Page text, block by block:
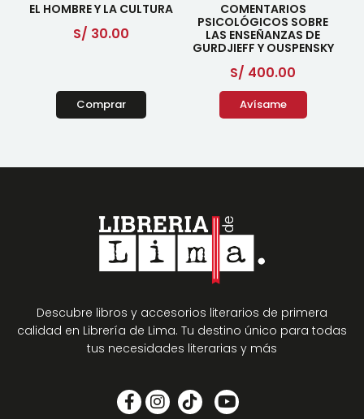
EL HOMBRE Y LA CULTURA
S/ 30.00
Comprar
COMENTARIOS
PSICOLÓGICOS SOBRE
LAS ENSEÑANZAS DE
GURDJIEFF Y OUSPENSKY
S/ 400.00
Avísame
Descubre libros y accesorios literarios de primera
calidad en Librería de Lima. Tu destino único para todas
tus necesidades literarias y más